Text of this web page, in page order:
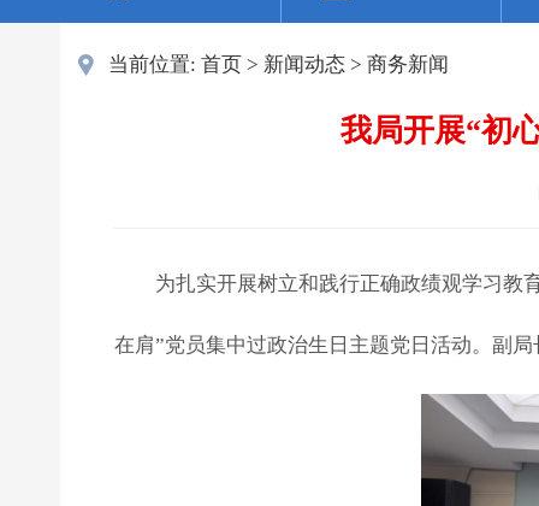
当前位置: 首页 > 新闻动态 > 商务新闻
我局开展“初
为扎实开展树立和践行正确政绩观学习教
在肩”党员集中过政治生日主题党日活动。副